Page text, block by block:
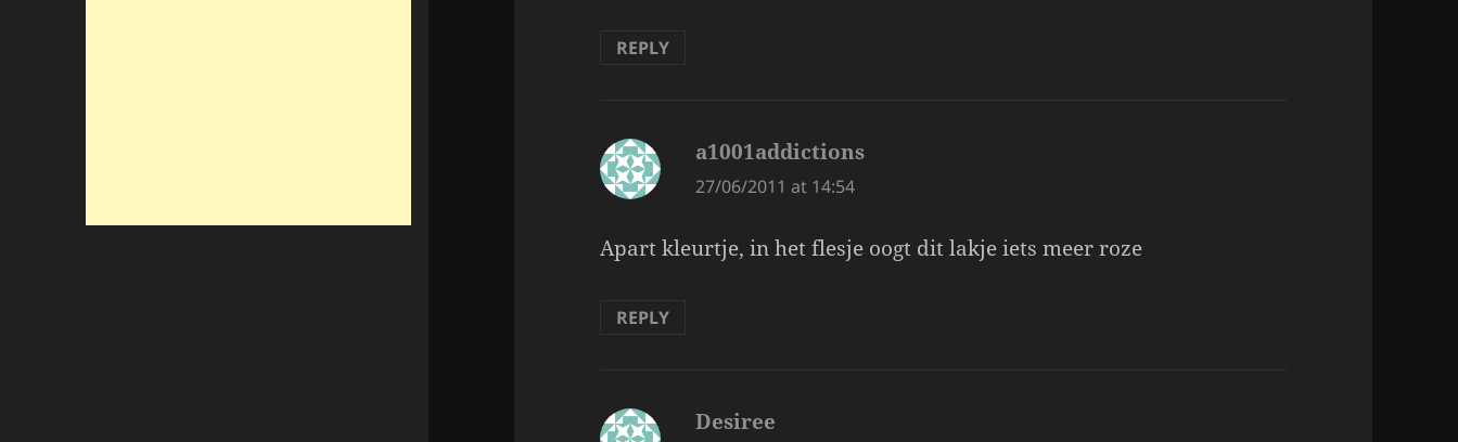
REPLY
a1001addictions
27/06/2011 at 14:54
Apart kleurtje, in het flesje oogt dit lakje iets meer roze
REPLY
Desiree